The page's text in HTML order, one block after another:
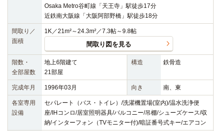
Osaka Metro谷町線「天王寺」駅徒歩17分
近鉄南大阪線「大阪阿部野橋」駅徒歩18分
間取り／
面積
1K／21m²～24.3m²／7.3帖～9.8帖
間取り図を見る
階数・
全部屋数
地上6階建て
21部屋
構造 鉄骨造
完成年月 1996年03月 向き 南、東
各室専用
設備
セパレート（バス・トイレ）/洗濯機置場(室内)/温水洗浄便
座/IHコンロ/居室照明器具/バルコニー/吊棚/シューズケース/収
納/インターフォン（TVモニター付)/暗証番号式キー/エアコン